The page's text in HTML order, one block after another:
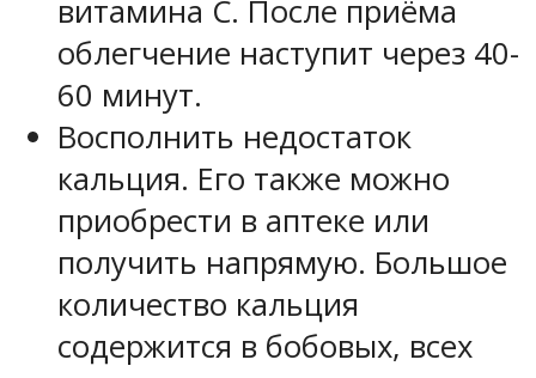
витамина С. После приёма
облегчение наступит через 40-
60 минут.
Восполнить недостаток
кальция. Его также можно
приобрести в аптеке или
получить напрямую. Большое
количество кальция
содержится в бобовых, всех